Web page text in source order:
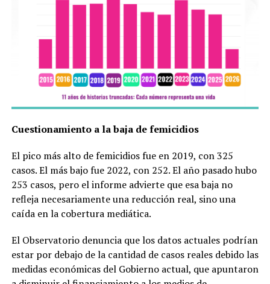
Cuestionamiento a la baja de femicidios
El pico más alto de femicidios fue en 2019, con 325
casos. El más bajo fue 2022, con 252. El año pasado hubo
253 casos, pero el informe advierte que esa baja no
refleja necesariamente una reducción real, sino una
caída en la cobertura mediática.
El Observatorio denuncia que los datos actuales podrían
estar por debajo de la cantidad de casos reales debido las
medidas económicas del Gobierno actual, que apuntaron